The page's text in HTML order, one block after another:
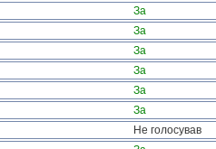
За
За
За
За
За
За
Не голосував